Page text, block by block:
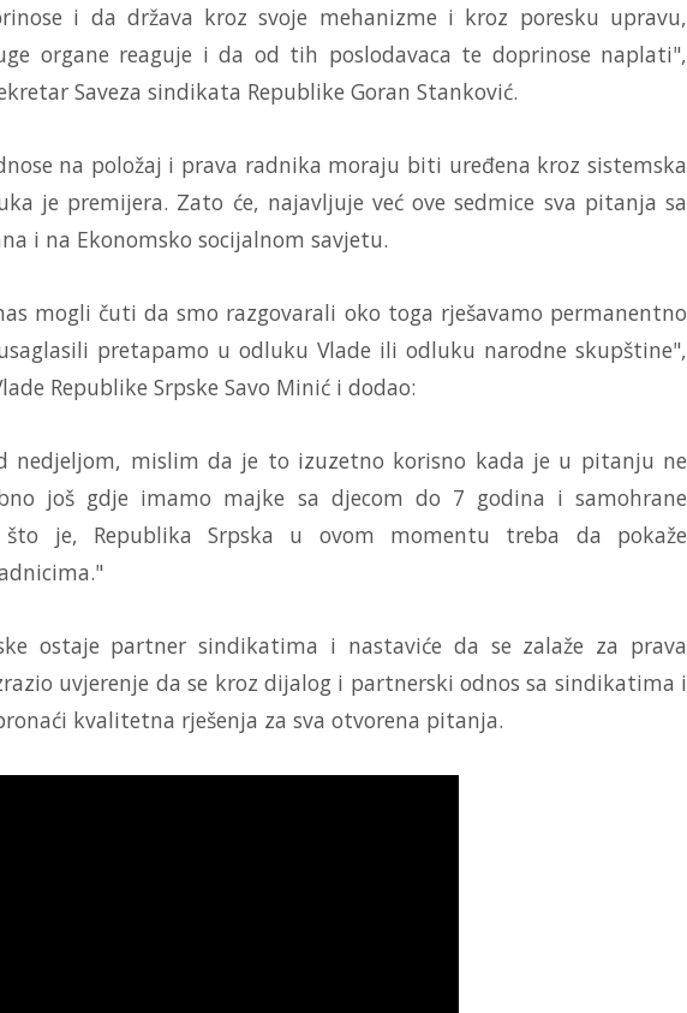
i da država kroz svoje mehanizme i kroz poresku upravu,
organe reaguje i da od tih poslodavaca te doprinose naplati",
Saveza sindikata Republike Goran Stanković.
na položaj i prava radnika moraju biti uređena kroz sistemska
je premijera. Zato će, najavljuje već ove sedmice sva pitanja sa
i na Ekonomsko socijalnom savjetu.
mogli čuti da smo razgovarali oko toga rješavamo permanentno
pretapamo u odluku Vlade ili odluku narodne skupštine",
Republike Srpske Savo Minić i dodao:
nedjeljom, mislim da je to izuzetno korisno kada je u pitanju ne
još gdje imamo majke sa djecom do 7 godina i samohrane
je, Republika Srpska u ovom momentu treba da pokaže
ostaje partner sindikatima i nastaviće da se zalaže za prava
uvjerenje da se kroz dijalog i partnerski odnos sa sindikatima i
kvalitetna rješenja za sva otvorena pitanja.